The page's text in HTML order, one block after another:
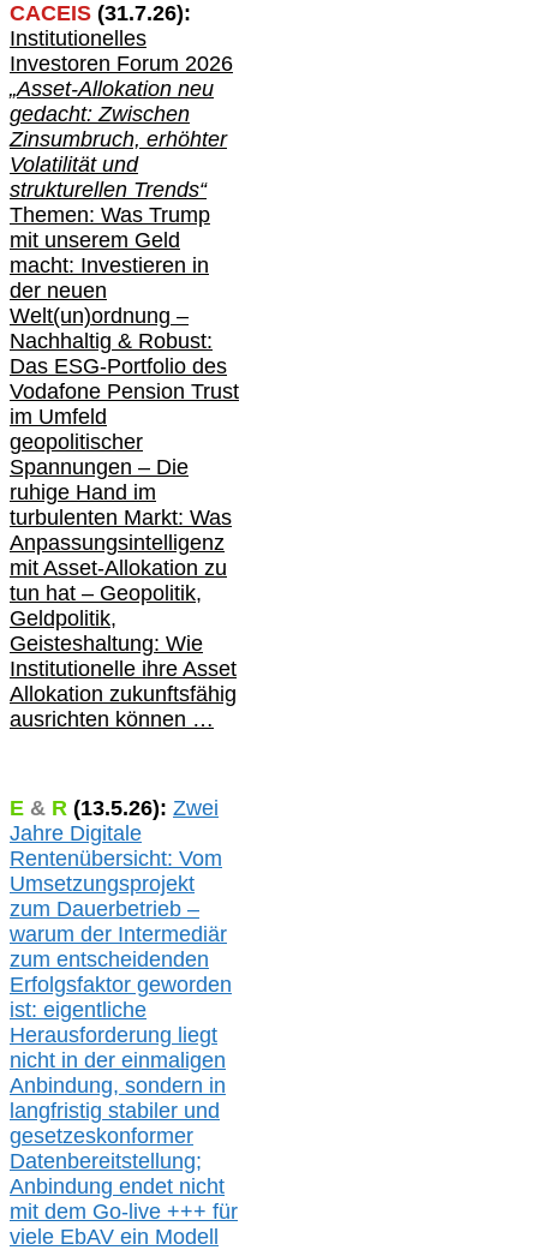
CACEIS (31.7.26):
Institutionelles
Investoren Forum 2026
„Asset-Allokation neu
gedacht: Zwischen
Zinsumbruch, erhöhter
Volatilität und
strukturellen Trends“
Themen: Was Trump
mit unserem Geld
macht: Investieren in
der neuen
Welt(un)ordnung –
Nachhaltig & Robust:
Das ESG-Portfolio des
Vodafone Pension Trust
im Umfeld
geopolitischer
Spannungen – Die
ruhige Hand im
turbulenten Markt: Was
Anpassungsintelligenz
mit Asset-Allokation zu
tun hat – Geopolitik,
Geldpolitik,
Geisteshaltung: Wie
Institutionelle ihre Asset
Allokation zukunftsfähig
ausrichten können …
E & R (13.5.26): Zwei
Jahre Digitale
Rentenübersicht: Vom
Umsetzungsprojekt
zum Dauerbetrieb –
warum der Intermediär
zum entscheidenden
Erfolgsfaktor geworden
ist: eigentliche
Herausforderung liegt
nicht in der einmaligen
Anbindung, sondern in
langfristig stabiler und
gesetzeskonformer
Datenbereitstellung;
Anbindung endet nicht
mit dem Go-live +++ für
viele EbAV ein Modell